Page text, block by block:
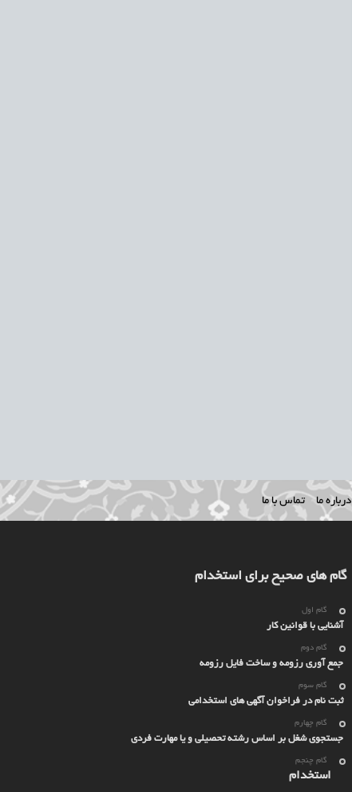
درباره ما تماس با ما
گام های صحیح برای استخدام
گام اول
آشنایی با قوانین کار
گام دوم
جمع آوری رزومه و ساخت فایل رزومه
گام سوم
ثبت نام در فراخوان آگهی های استخدامی
گام چهارم
جستجوی شغل بر اساس رشته تحصیلی و یا مهارت فردی
گام چنجم
استخدام